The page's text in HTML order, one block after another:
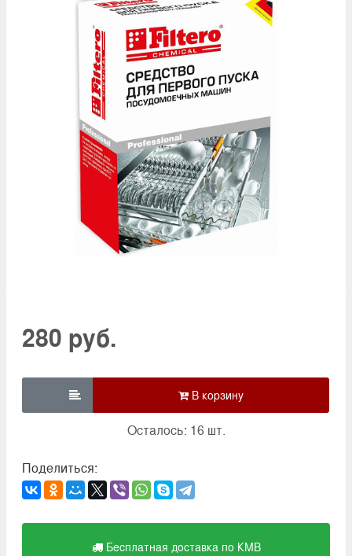
280 руб.

Осталось: 16 шт.
Поделиться:
Бесплатная доставка по КМВ